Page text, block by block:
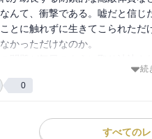
んて、衝撃である。嘘だと信
とに触れずに生きてこられただ
かっただけなのか。
には多少の変化があるとして
と、その事柄について何も感
いだろうか。新聞の、戦慄す
続
0
すべての